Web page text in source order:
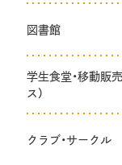
図書館
学生食堂・移動販
ス）
クラブ・サークル